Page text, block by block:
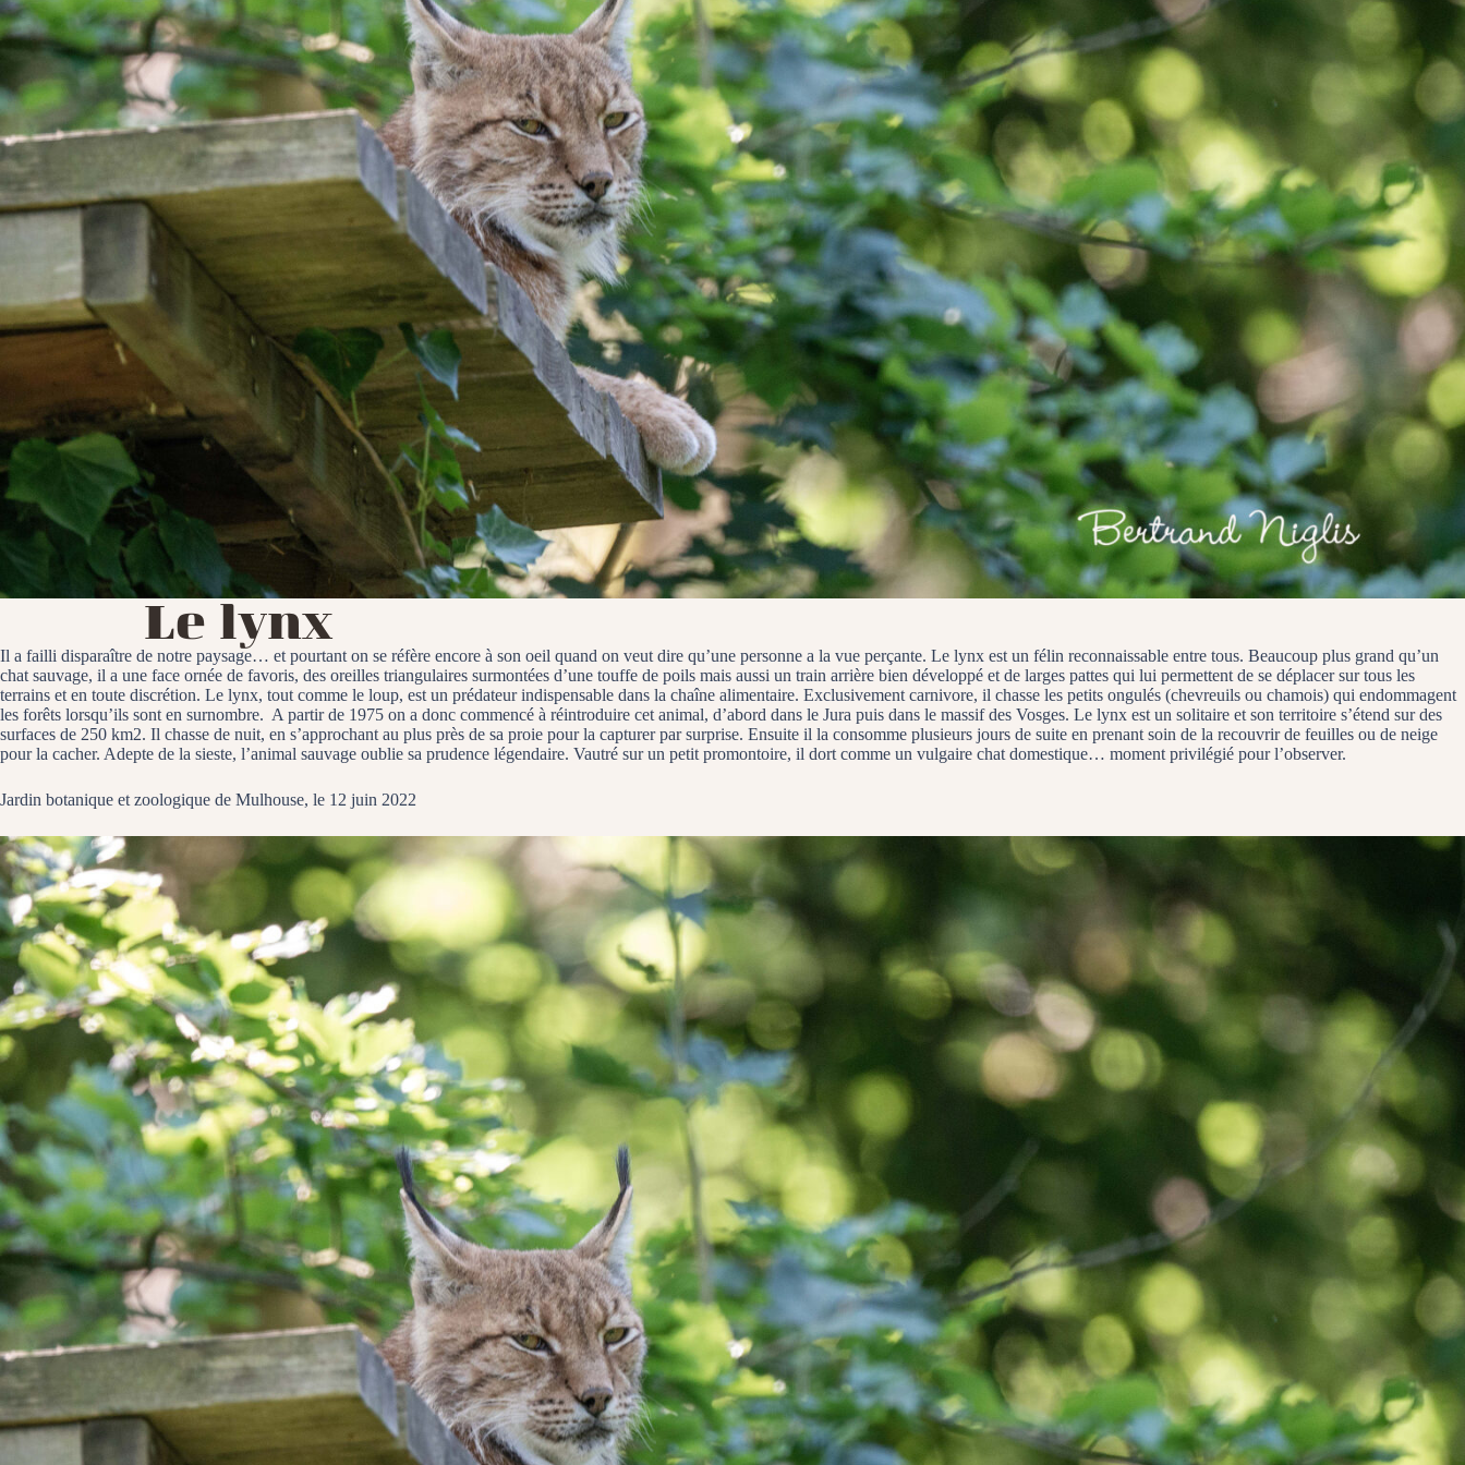
Le lynx
Il a failli disparaître de notre paysage… et pourtant on se réfère encore à son oeil quand on veut dire qu’une personne a la vue perçante. Le lynx est un félin reconnaissable entre tous. Beaucoup plus grand qu’un
chat sauvage, il a une face ornée de favoris, des oreilles triangulaires surmontées d’une touffe de poils mais aussi un train arrière bien développé et de larges pattes qui lui permettent de se déplacer sur tous les
terrains et en toute discrétion. Le lynx, tout comme le loup, est un prédateur indispensable dans la chaîne alimentaire. Exclusivement carnivore, il chasse les petits ongulés (chevreuils ou chamois) qui endommagent
les forêts lorsqu’ils sont en surnombre. A partir de 1975 on a donc commencé à réintroduire cet animal, d’abord dans le Jura puis dans le massif des Vosges. Le lynx est un solitaire et son territoire s’étend sur des
surfaces de 250 km2. Il chasse de nuit, en s’approchant au plus près de sa proie pour la capturer par surprise. Ensuite il la consomme plusieurs jours de suite en prenant soin de la recouvrir de feuilles ou de neige
pour la cacher. Adepte de la sieste, l’animal sauvage oublie sa prudence légendaire. Vautré sur un petit promontoire, il dort comme un vulgaire chat domestique… moment privilégié pour l’observer.
Jardin botanique et zoologique de Mulhouse, le 12 juin 2022